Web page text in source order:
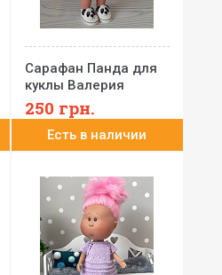
Сарафан Панда для
куклы Валерия
Лоренс 28 см
250 грн.
Есть в наличии